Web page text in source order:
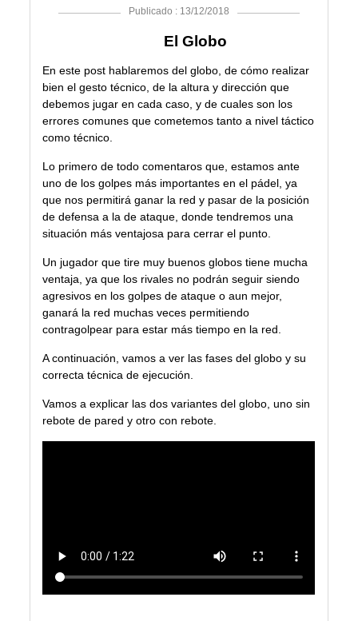
Publicado : 13/12/2018
El Globo
En este post hablaremos del globo, de cómo realizar
bien el gesto técnico, de la altura y dirección que
debemos jugar en cada caso, y de cuales son los
errores comunes que cometemos tanto a nivel táctico
como técnico.
Lo primero de todo comentaros que, estamos ante
uno de los golpes más importantes en el pádel, ya
que nos permitirá ganar la red y pasar de la posición
de defensa a la de ataque, donde tendremos una
situación más ventajosa para cerrar el punto.
Un jugador que tire muy buenos globos tiene mucha
ventaja, ya que los rivales no podrán seguir siendo
agresivos en los golpes de ataque o aun mejor,
ganará la red muchas veces permitiendo
contragolpear para estar más tiempo en la red.
A continuación, vamos a ver las fases del globo y su
correcta técnica de ejecución.
Vamos a explicar las dos variantes del globo, uno sin
rebote de pared y otro con rebote.